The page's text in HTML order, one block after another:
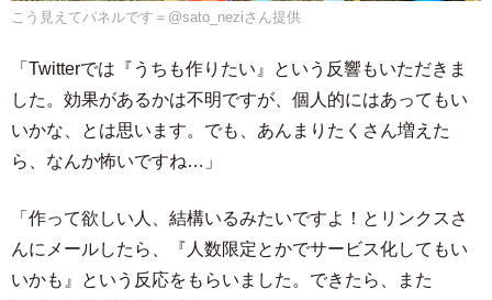
こう見えてパネルです＝@sato_neziさん提供
「Twitterでは『うちも作りたい』という反響もいただきま
した。効果があるかは不明ですが、個人的にはあってもい
いかな、とは思います。でも、あんまりたくさん増えた
ら、なんか怖いですね…」
「作って欲しい人、結構いるみたいですよ！とリンクスさ
んにメールしたら、『人数限定とかでサービス化してもい
いかも』という反応をもらいました。できたら、また